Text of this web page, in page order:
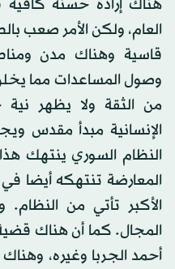
هناك إرادة حسنة
العام، ولكن الأمر صعب
قاسية وهناك مدن
وصول المساعدات مما
من الثقة ولا يظهر
الإنسانية مبدأ مقدس
النظام السوري ينتهك
المعارضة تنتهكه أيضا
الأكبر تأتي من
المجال. كما أن هناك قضية
أحمد الجربا وغيره،